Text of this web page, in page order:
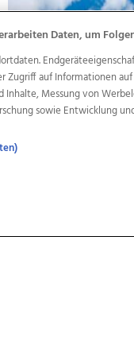
Daten, um
Zugriff auf Informationen
Inhalte, Messung von
sowie Entwicklung